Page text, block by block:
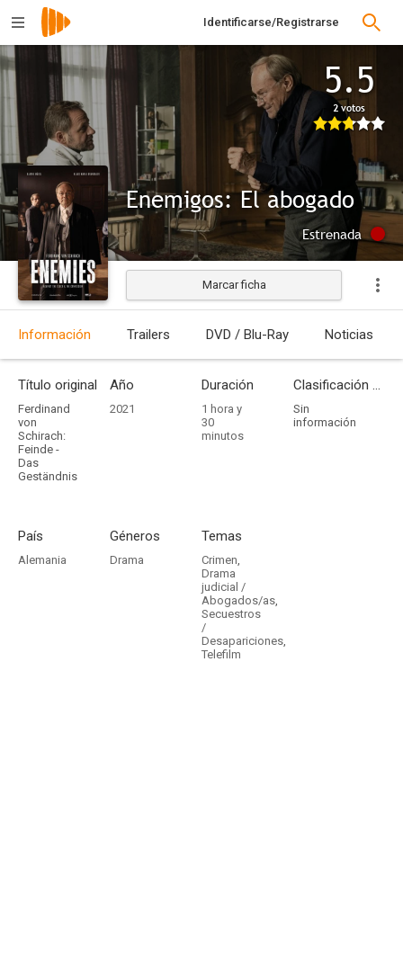
Identificarse/Registrarse
5.5
2 votos
Enemigos: El abogado
Estrenada
Marcar ficha
Información Trailers DVD / Blu-Ray Noticias
Título original
Ferdinand
von
Schirach:
Feinde -
Das
Geständnis
Año
2021
Duración
1 hora y
30
minutos
Clasificación por edades
Sin
información
País
Alemania
Géneros
Drama
Temas
Crimen,
Drama
judicial /
Abogados/as,
Secuestros
/
Desapariciones,
Telefilm